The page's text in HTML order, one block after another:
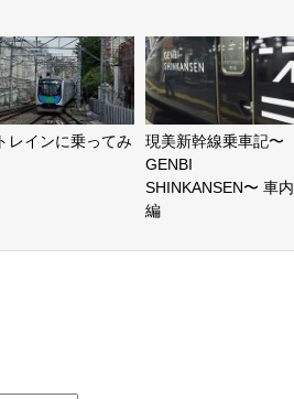
レインに乗ってみ
現美新幹線乗車記〜
GENBI
SHINKANSEN〜 車内
編